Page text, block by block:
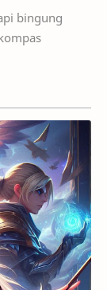
bingung